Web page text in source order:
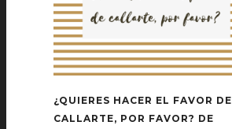
¿QUIERES HACER EL FAVOR DE
CALLARTE, POR FAVOR? DE